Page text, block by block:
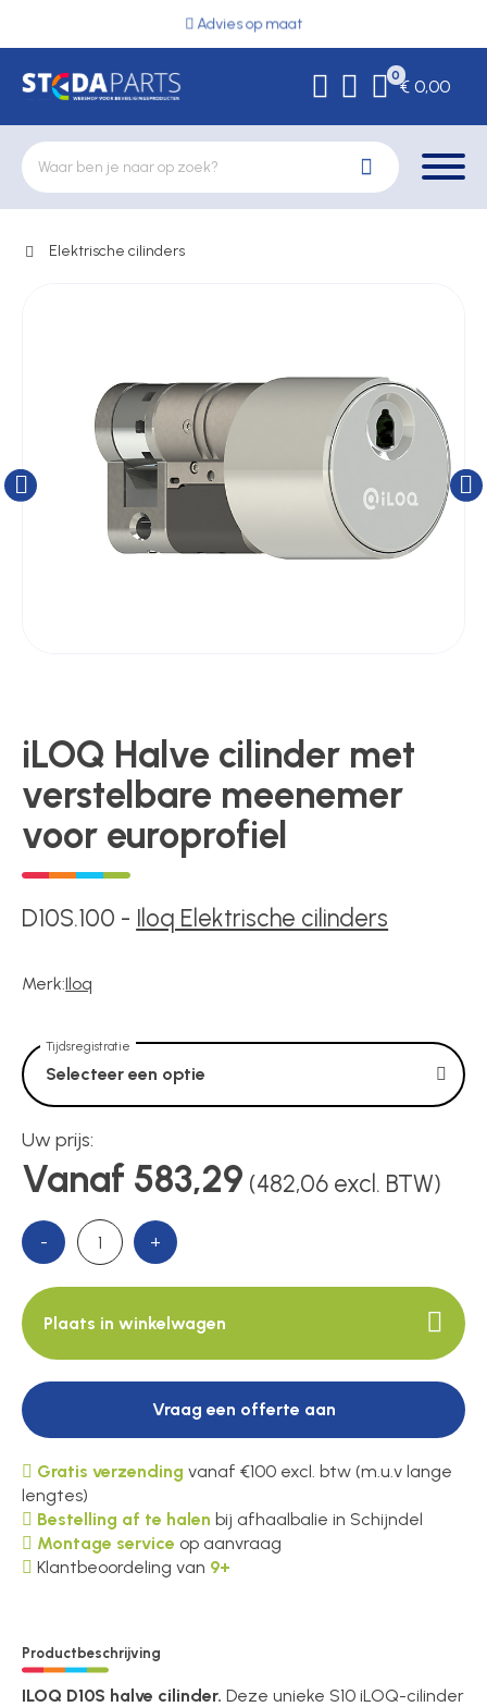
Advies op maat
0
€ 0,00
Deurbeslag
Hekwerkonderdelen
Kluizen
Sloten
Voedingen
Over ons
Contact
Elektrische cilinders
iLOQ Halve cilinder met
verstelbare meenemer
voor europrofiel
D10S.100 - Iloq Elektrische cilinders
Merk:Iloq
Tijdsregistratie
Selecteer een optie
Uw prijs:
Vanaf 583,29 (482,06 excl. BTW)
- +
Plaats in winkelwagen
Vraag een offerte aan
Gratis verzending vanaf €100 excl. btw (m.u.v lange
lengtes)
Bestelling af te halen bij afhaalbalie in Schijndel
Montage service op aanvraag
Klantbeoordeling van 9+
Productbeschrijving
ILOQ D10S halve cilinder.Deze unieke S10 iLOQ-cilinder